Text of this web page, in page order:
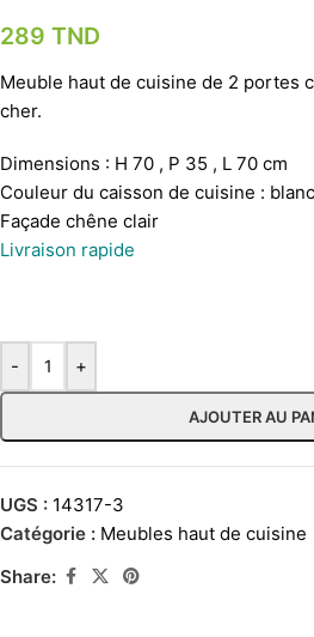
289 TND
Meuble haut de cuisine de 2 portes
cher.
Dimensions : H 70 , P 35 , L 70 cm
Couleur du caisson de cuisine :
Façade chêne clair
Livraison rapide
- +
AJOUTER AU
UGS : 14317-3
Catégorie : Meubles haut de cuisine
Share: